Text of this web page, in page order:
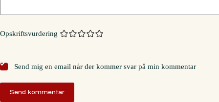
Opskriftsvurdering
Send mig en email når der kommer svar på min kommentar
Send kommentar